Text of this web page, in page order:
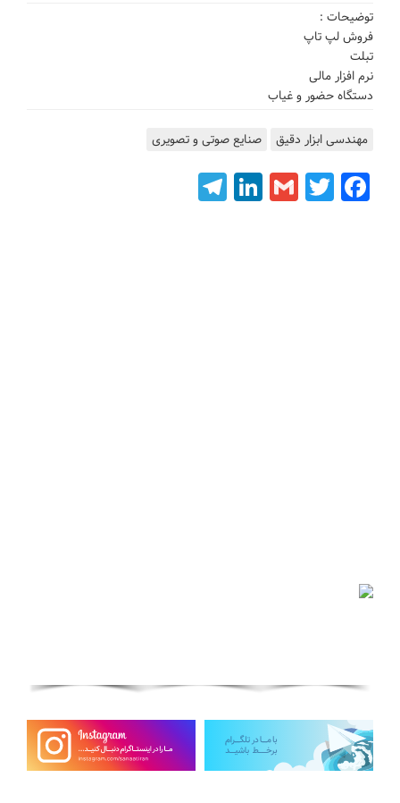
توضیحات :
فروش لپ تاپ
تبلت
نرم افزار مالی
دستگاه حضور و غیاب
مهندسی ابزار دقیق صنایع صوتی و تصویری
Facebook
Twitter
Gmail
LinkedIn